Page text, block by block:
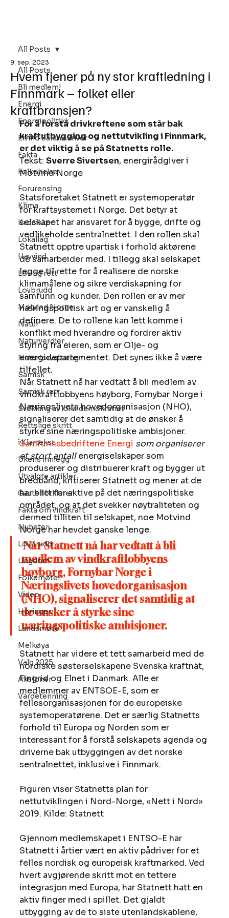
All Posts
Bli medlem!
Energi
Energipolitikk
Eivind Salen skriver
Fakta
Folkehelse
Forurensing
Klima
Kronikker
Lokallag
Havvind
Lov og rett
Lovbrudd
Motvind Norge
Natur
Naturverdier
Naturforvaltning
Samisk
Samisk rett
Svekking av lokaldemokratiet
Rettslige skritt
i Klartekst
Ukens innlegg
Utvalgte artikler
Gaute forklarer
Fakta om vindkraft
Nyheter
Lovbrudd
Ungdom
Folkemøter
Video
Høringer
Landsmøte
Melkøya
Valg 2025
Aksjoner
Vardetenning
All Posts
Hvem tjener på ny stor kraftledning i
Finnmark – folket eller
kraftbransjen?
9. sep. 2023
For å forstå drivkreftene som står bak
kraftutbygging og nettutvikling i Finnmark,
er det viktig å se på Statnetts rolle.
Tekst: Sverre Sivertsen, energirådgiver i
Motvind Norge
Statsforetaket Statnett er systemoperatør
for kraftsystemet i Norge. Det betyr at
selskapet har ansvaret for å bygge, drifte og
vedlikeholde sentralnettet. I den rollen skal
Statnett opptre upartisk i forhold aktørene
de samarbeider med. I tillegg skal selskapet
legge til rette for å realisere de norske
klimamålene og sikre verdiskapning for
samfunn og kunder. Den rollen er av mer
næringspolitisk art og er vanskelig å
definere. De to rollene kan lett komme i
konflikt med hverandre og fordrer aktiv
styring fra eieren, som er Olje- og
energidepartementet. Det synes ikke å være
tilfellet.
Når Statnett nå har vedtatt å bli medlem av
vindkraftlobbyens høyborg, Fornybar Norge i
Næringslivets hovedorganisasjon (NHO),
signaliserer det samtidig at de ønsker å
styrke sine næringspolitiske ambisjoner.
Samfunnsbedriftene Energi som organiserer
et stort antall energiselskaper som
produserer og distribuerer kraft og bygger ut
bredbånd, kritiserer Statnett og mener at de
har blitt for aktive på det næringspolitiske
området, og at det svekker nøytraliteten og
dermed tilliten til selskapet, noe Motvind
Norge har hevdet ganske lenge.
Når Statnett nå har vedtatt å bli
medlem av vindkraftlobbyens
høyborg, Fornybar Norge i
Næringslivets hovedorganisasjon
(NHO), signaliserer det samtidig at
de ønsker å styrke sine
næringspolitiske ambisjoner.
Statnett har videre et tett samarbeid med de
nordiske søsterselskapene Svenska kraftnät,
Fingrid og Elnet i Danmark. Alle er
medlemmer av ENTSOE-E, som er
fellesorganisasjonen for de europeiske
systemoperatørene. Det er særlig Statnetts
forhold til Europa og Norden som er
interessant for å forstå selskapets agenda og
driverne bak utbyggingen av det norske
sentralnettet, inklusive i Finnmark.
Figuren viser Statnetts plan for
nettutviklingen i Nord-Norge, «Nett i Nord»
2019. Kilde: Statnett
Gjennom medlemskapet i ENTSO-E har
Statnett i årtier vært en aktiv pådriver for et
felles nordisk og europeisk kraftmarked. Ved
hvert avgjørende skritt mot en tettere
integrasjon med Europa, har Statnett hatt en
aktiv finger med i spillet. Det gjaldt
utbygging av de to siste utenlandskablene,